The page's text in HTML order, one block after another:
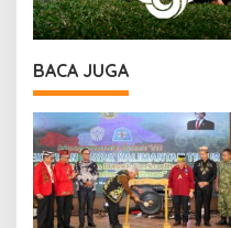
BACA JUGA